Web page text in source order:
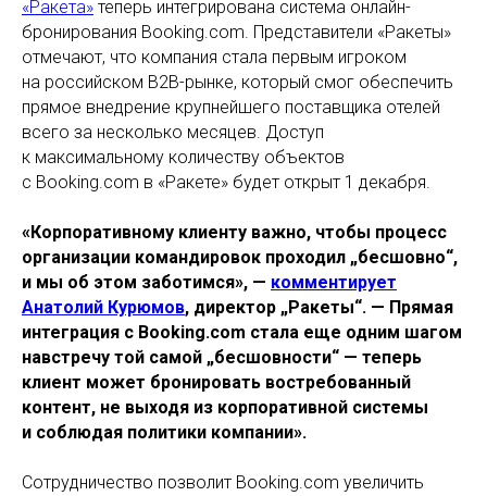
«Ракета» теперь интегрирована система онлайн-
бронирования Booking.com. Представители «Ракеты»
отмечают, что компания стала первым игроком
на российском B2B-рынке, который смог обеспечить
прямое внедрение крупнейшего поставщика отелей
всего за несколько месяцев. Доступ
к максимальному количеству объектов
с Booking.com в «Ракете» будет открыт 1 декабря.
«Корпоративному клиенту важно, чтобы процесс
организации командировок проходил „бесшовно“,
и мы об этом заботимся», — комментирует
Анатолий Курюмов, директор „Ракеты“. — Прямая
интеграция с Booking.com стала еще одним шагом
навстречу той самой „бесшовности“ — теперь
клиент может бронировать востребованный
контент, не выходя из корпоративной системы
и соблюдая политики компании».
Сотрудничество позволит Booking.com увеличить